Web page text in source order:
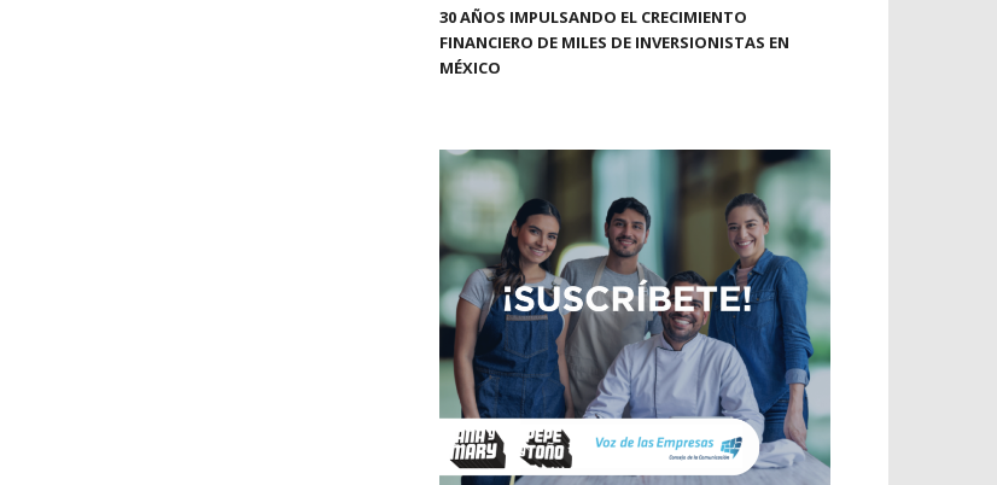
30 AÑOS IMPULSANDO EL CRECIMIENTO
FINANCIERO DE MILES DE INVERSIONISTAS EN
MÉXICO